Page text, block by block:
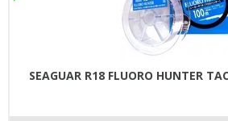
SEAGUAR R18 FLUORO HUNTER